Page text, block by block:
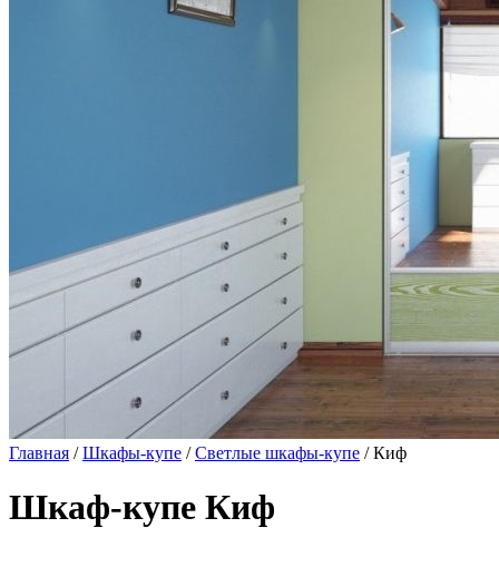
Главная /Шкафы-купе /Светлые шкафы-купе / Киф
Шкаф-купе Киф